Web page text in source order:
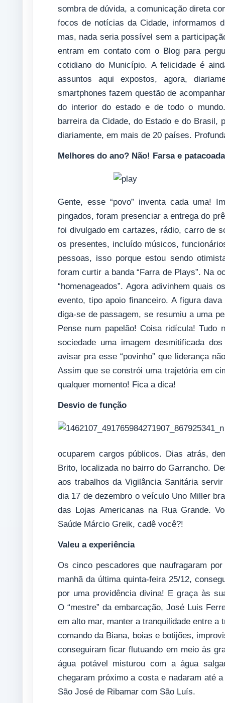
sombra de dúvida, a comunicação direta
focos de notícias da Cidade, informamos
mas, nada seria possível sem a
entram em contato com o Blog para
cotidiano do Município. A felicidade é
assuntos aqui expostos, agora,
smartphones fazem questão de
do interior do estado e de todo o
barreira da Cidade, do Estado e do Brasil,
diariamente, em mais de 20 países.
Melhores do ano? Não! Farsa e
Gente, esse “povo” inventa cada uma!
pingados, foram presenciar a entrega do
foi divulgado em cartazes, rádio, carro de
os presentes, incluído músicos,
pessoas, isso porque estou sendo
foram curtir a banda “Farra de Plays”. Na
“homenageados”. Agora adivinhem quais
evento, tipo apoio financeiro. A figura
diga-se de passagem, se resumiu a uma
Pense num papelão! Coisa ridícula! Tudo
sociedade uma imagem desmitificada
avisar pra esse “povinho” que liderança
Assim que se constrói uma trajetória em
qualquer momento! Fica a dica!
Desvio de função
ocuparem cargos públicos. Dias atrás,
Brito, localizada no bairro do Garrancho.
aos trabalhos da Vigilância Sanitária
dia 17 de dezembro o veículo Uno Miller
das Lojas Americanas na Rua Grande.
Saúde Márcio Greik, cadê você?!
Valeu a experiência
Os cinco pescadores que naufragaram
manhã da última quinta-feira 25/12,
por uma providência divina! E graça às
O “mestre” da embarcação, José Luis
em alto mar, manter a tranquilidade entre a
comando da Biana, boias e botijões,
conseguiram ficar flutuando em meio às
água potável misturou com a água
chegaram próximo a costa e nadaram até
São José de Ribamar com São Luís.